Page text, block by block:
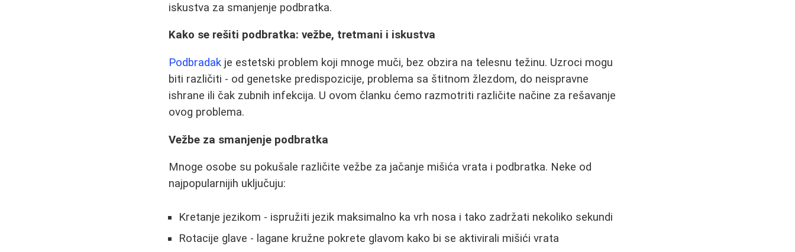
iskustva za smanjenje podbratka.
Kako se rešiti podbratka: vežbe, tretmani i iskustva
Podbradak je estetski problem koji mnoge muči, bez obzira na telesnu težinu. Uzroci mogu
biti različiti - od genetske predispozicije, problema sa štitnom žlezdom, do neispravne
ishrane ili čak zubnih infekcija. U ovom članku ćemo razmotriti različite načine za rešavanje
ovog problema.
Vežbe za smanjenje podbratka
Mnoge osobe su pokušale različite vežbe za jačanje mišića vrata i podbratka. Neke od
najpopularnijih uključuju:
Kretanje jezikom - ispružiti jezik maksimalno ka vrh nosa i tako zadržati nekoliko sekundi
Rotacije glave - lagane kružne pokrete glavom kako bi se aktivirali mišići vrata